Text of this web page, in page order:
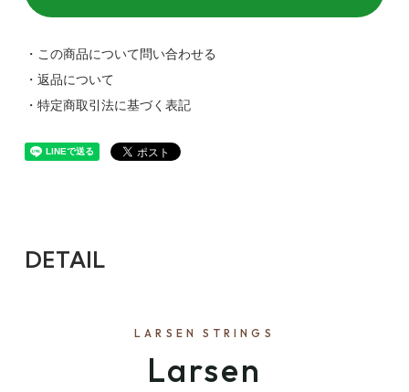
・この商品について問い合わせる
・返品について
・特定商取引法に基づく表記
DETAIL
LARSEN STRINGS
Larsen